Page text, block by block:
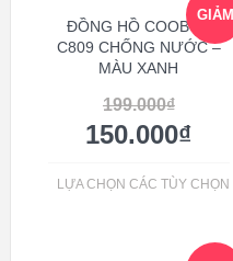
GIẢM
ĐỒNG HỒ COOBOS
C809 CHỐNG NƯỚC –
MÀU XANH
199.000₫
150.000₫
LỰA CHỌN CÁC TÙY CHỌN